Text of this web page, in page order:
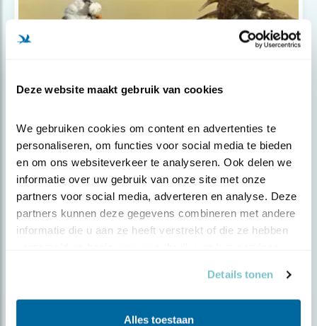
Deze website maakt gebruik van cookies
We gebruiken cookies om content en advertenties te
personaliseren, om functies voor social media te bieden
en om ons websiteverkeer te analyseren. Ook delen we
informatie over uw gebruik van onze site met onze
partners voor social media, adverteren en analyse. Deze
partners kunnen deze gegevens combineren met andere
informatie die u aan ze heeft verstrekt of die ze hebben
Details tonen
Alles toestaan
Nieuws
Livestream Grote Natuur- en
Klimaatverki..